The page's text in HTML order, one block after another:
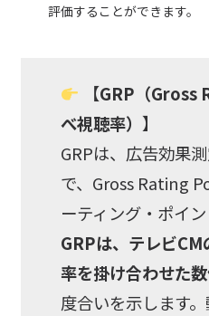
評価することができます。
【GRP（Gross
べ視聴率） 】
GRPは、広告効果
で、Gross Rating
ーティング・ポイン
GRPは、テレビ
率を掛け合わせた
度合いを示します